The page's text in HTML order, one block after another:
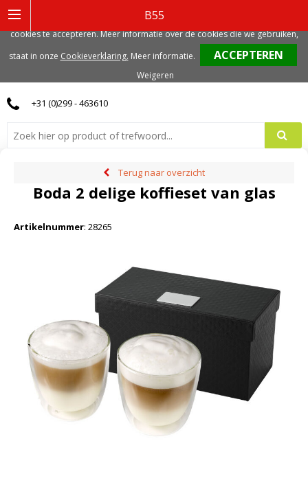
B55
0
+31 (0)299 - 463610
Terug naar overzicht
Boda 2 delige koffieset van glas
Artikelnummer: 28265
gerelateerde cookies. Voor de beste gebruikerservaring, adviseren we deze
cookies te accepteren. Meer informatie over de cookies die we gebruiken,
staat in onze Cookieverklaring. Meer informatie.
Weigeren